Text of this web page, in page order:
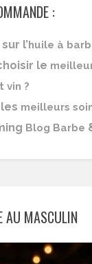
:
l’huile à
le
vin ?
meilleurs
Blog Barbe
AU MASCULIN